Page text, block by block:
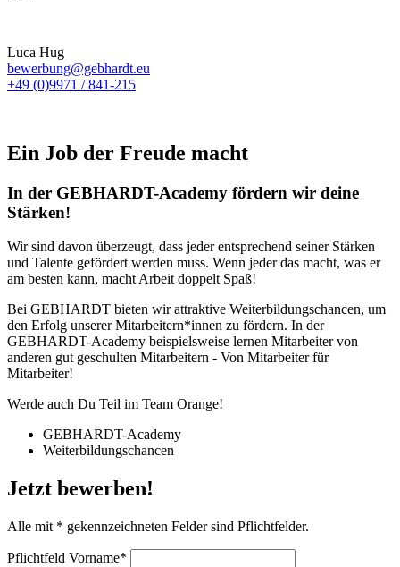
Luca Hug
bewerbung@gebhardt.eu
+49 (0)9971 / 841-215
Ein Job der Freude macht
In der GEBHARDT-Academy fördern wir deine
Stärken!
Wir sind davon überzeugt, dass jeder entsprechend seiner Stärken
und Talente gefördert werden muss. Wenn jeder das macht, was er
am besten kann, macht Arbeit doppelt Spaß!
Bei GEBHARDT bieten wir attraktive Weiterbildungschancen, um
den Erfolg unserer Mitarbeitern*innen zu fördern. In der
GEBHARDT-Academy beispielsweise lernen Mitarbeiter von
anderen gut geschulten Mitarbeitern - Von Mitarbeiter für
Mitarbeiter!
Werde auch Du Teil im Team Orange!
GEBHARDT-Academy
Weiterbildungschancen
Jetzt bewerben!
Alle mit * gekennzeichneten Felder sind Pflichtfelder.
Pflichtfeld Vorname*